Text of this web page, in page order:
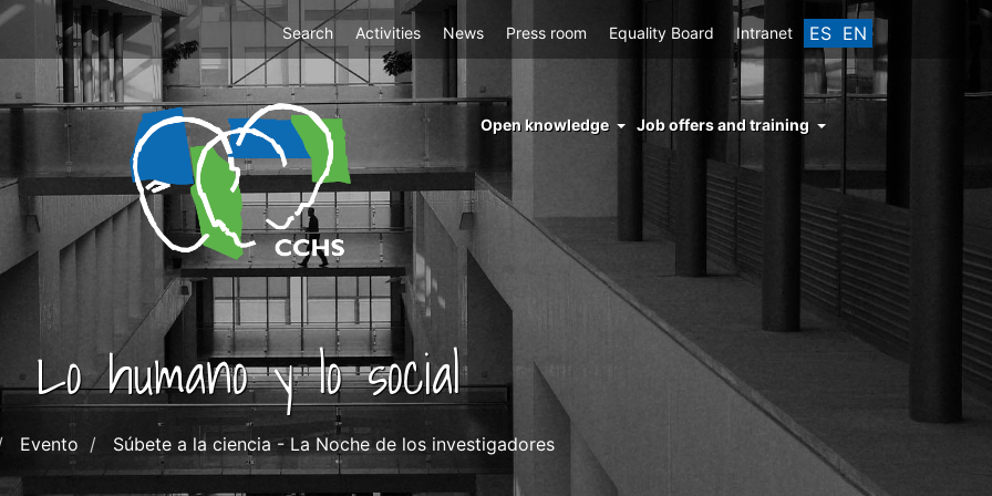
ES EN
Top
Menu
Search Activities News Press room Equality Board Intranet
menu
cchs
conocimiento
abierto
Open knowledge Job offers and training
Lo humano y lo social
Evento Súbete a la ciencia - La Noche de los investigadores